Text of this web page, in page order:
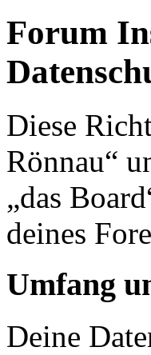
Forum
Diese
Rönnau“
„das
deines
Umfang
Deine